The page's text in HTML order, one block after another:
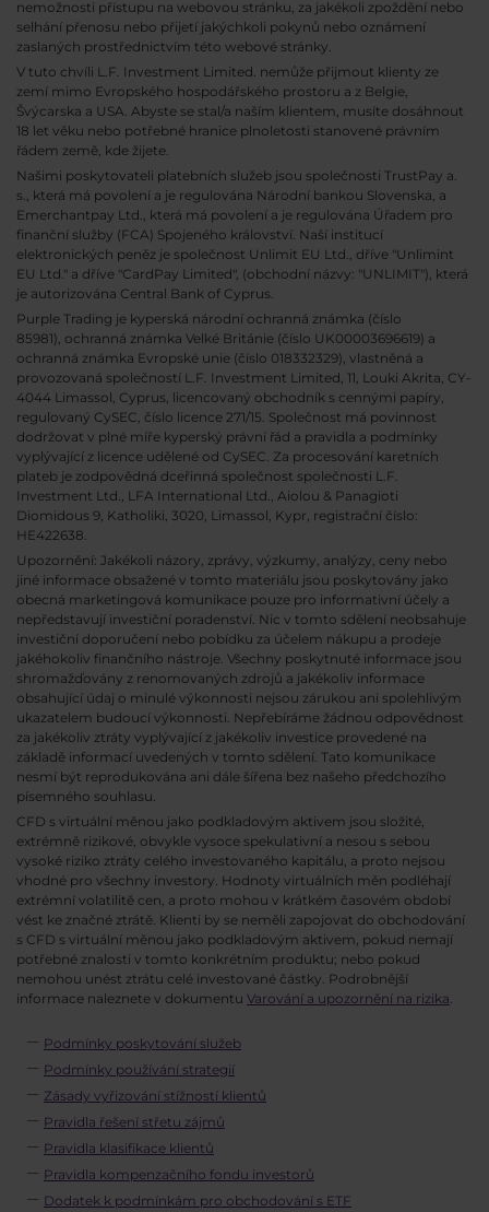
nemožnosti přístupu na webovou stránku, za jakékoli zpoždění nebo
selhání přenosu nebo přijetí jakýchkoli pokynů nebo oznámení
zaslaných prostřednictvím této webové stránky.
V tuto chvíli L.F. Investment Limited. nemůže přijmout klienty ze
zemí mimo Evropského hospodářského prostoru a z Belgie,
Švýcarska a USA. Abyste se stal/a naším klientem, musíte dosáhnout
18 let věku nebo potřebné hranice plnoletosti stanovené právním
řádem země, kde žijete.
Našimi poskytovateli platebních služeb jsou společnosti TrustPay a.
s., která má povolení a je regulována Národní bankou Slovenska, a
Emerchantpay Ltd., která má povolení a je regulována Úřadem pro
finanční služby (FCA) Spojeného království. Naší institucí
elektronických peněz je společnost Unlimit EU Ltd., dříve "Unlimint
EU Ltd." a dříve "CardPay Limited", (obchodní názvy: "UNLIMIT"), která
je autorizována Central Bank of Cyprus.
Purple Trading je kyperská národní ochranná známka (číslo
85981), ochranná známka Velké Británie (číslo UK00003696619) a
ochranná známka Evropské unie (číslo 018332329), vlastněná a
provozovaná společností L.F. Investment Limited, 11, Louki Akrita, CY-
4044 Limassol, Cyprus, licencovaný obchodník s cennými papíry,
regulovaný CySEC, číslo licence 271/15. Společnost má povinnost
dodržovat v plné míře kyperský právní řád a pravidla a podmínky
vyplývající z licence udělené od CySEC. Za procesování karetních
plateb je zodpovědná dceřinná společnost společnosti L.F.
Investment Ltd., LFA International Ltd., Aiolou & Panagioti
Diomidous 9, Katholiki, 3020, Limassol, Kypr, registrační číslo:
HE422638.
Upozornění: Jakékoli názory, zprávy, výzkumy, analýzy, ceny nebo
jiné informace obsažené v tomto materiálu jsou poskytovány jako
obecná marketingová komunikace pouze pro informativní účely a
nepředstavují investiční poradenství. Nic v tomto sdělení neobsahuje
investiční doporučení nebo pobídku za účelem nákupu a prodeje
jakéhokoliv finančního nástroje. Všechny poskytnuté informace jsou
shromažďovány z renomovaných zdrojů a jakékoliv informace
obsahující údaj o minulé výkonnosti nejsou zárukou ani spolehlivým
ukazatelem budoucí výkonnosti. Nepřebíráme žádnou odpovědnost
za jakékoliv ztráty vyplývající z jakékoliv investice provedené na
základě informací uvedených v tomto sdělení. Tato komunikace
nesmí být reprodukována ani dále šířena bez našeho předchozího
písemného souhlasu.
CFD s virtuální měnou jako podkladovým aktivem jsou složité,
extrémně rizikové, obvykle vysoce spekulativní a nesou s sebou
vysoké riziko ztráty celého investovaného kapitálu, a proto nejsou
vhodné pro všechny investory. Hodnoty virtuálních měn podléhají
extrémní volatilitě cen, a proto mohou v krátkém časovém období
vést ke značné ztrátě. Klienti by se neměli zapojovat do obchodování
s CFD s virtuální měnou jako podkladovým aktivem, pokud nemají
potřebné znalosti v tomto konkrétním produktu; nebo pokud
nemohou unést ztrátu celé investované částky. Podrobnější
informace naleznete v dokumentu Varování a upozornění na rizika
Podmínky poskytování služeb
Podmínky používání strategií
Zásady vyřizování stížností klientů
Pravidla řešení střetu zájmů
Pravidla klasifikace klientů
Pravidla kompenzačního fondu investorů
Dodatek k podmínkám pro obchodování s ETF